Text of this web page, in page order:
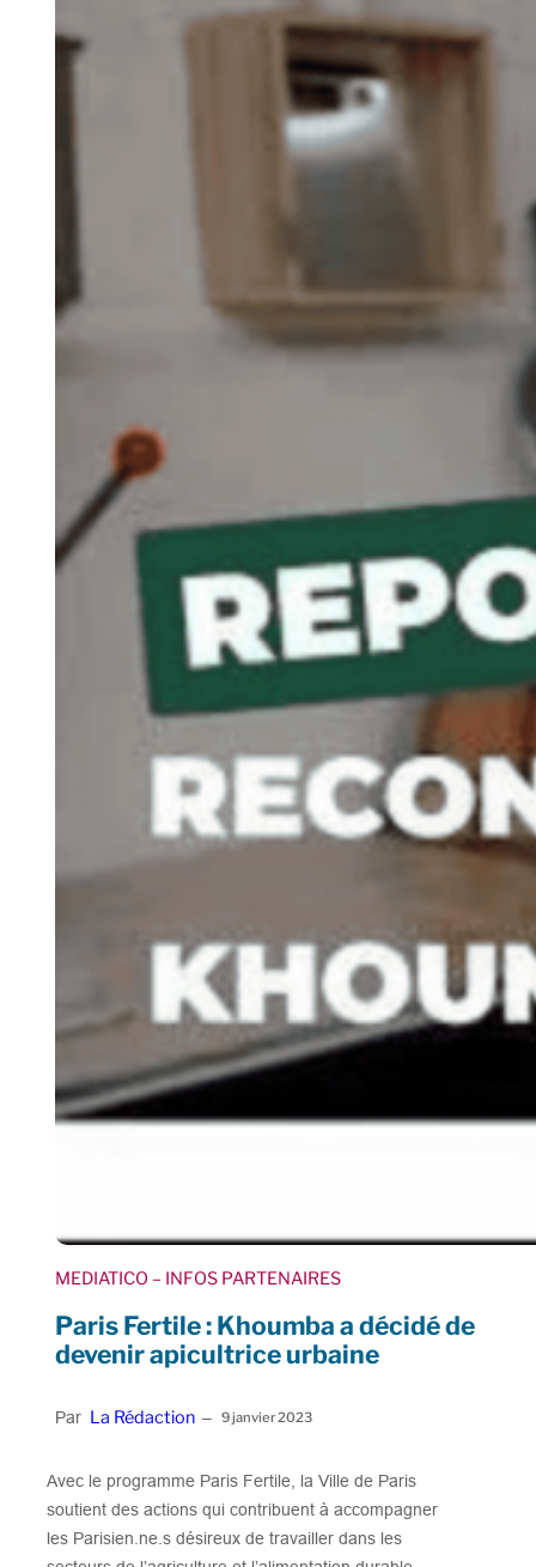
MEDIATICO – INFOS PARTENAIRES
Paris Fertile : Khoumba a décidé de
devenir apicultrice urbaine
Par La Rédaction – 9 janvier 2023
Avec le programme Paris Fertile, la Ville de Paris
soutient des actions qui contribuent à accompagner
les Parisien.ne.s désireux de travailler dans les